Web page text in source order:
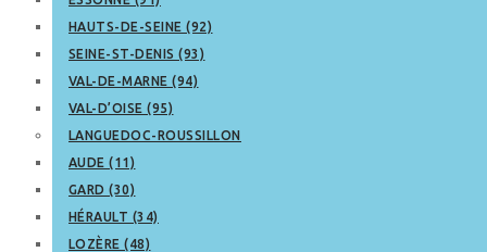
HAUTS-DE-SEINE (92)
SEINE-ST-DENIS (93)
VAL-DE-MARNE (94)
VAL-D’OISE (95)
LANGUEDOC-ROUSSILLON
AUDE (11)
GARD (30)
HÉRAULT (34)
LOZÈRE (48)